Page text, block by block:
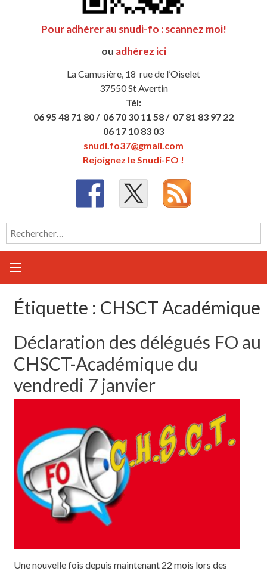
Pour adhérer au snudi-fo : scannez moi!
ou adhérez ici
La Camusière, 18 rue de l’Oiselet
37550 St Avertin
Tél:
06 95 48 71 80 / 06 70 30 11 58 / 07 81 83 97 22
06 17 10 83 03
snudi.fo37@gmail.com
Rejoignez le Snudi-FO !
Rechercher :
Étiquette : CHSCT Académique
Déclaration des délégués FO au
CHSCT-Académique du
vendredi 7 janvier
Une nouvelle fois depuis maintenant 22 mois lors des